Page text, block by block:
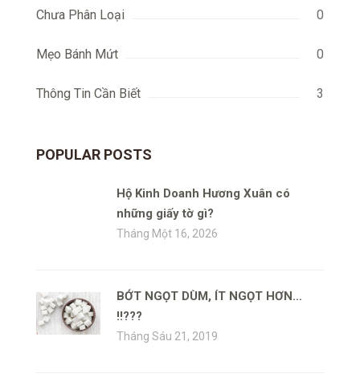
Chưa Phân Loại 0
Mẹo Bánh Mứt 0
Thông Tin Cần Biết 3
POPULAR POSTS
Hộ Kinh Doanh Hương Xuân có
những giấy tờ gì?
Tháng Một 16, 2026
BỚT NGỌT DÙM, ÍT NGỌT HƠN…
!!???
Tháng Sáu 21, 2019